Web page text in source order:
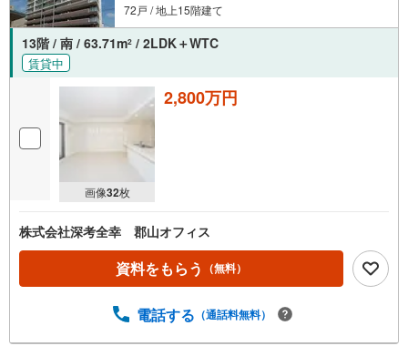
72戸 / 地上15階建て
13階 / 南 / 63.71m2 / 2LDK＋WTC
賃貸中
画像32枚
2,800万円
株式会社深考全幸 郡山オフィス
資料をもらう （無料）
電話する （通話料無料）